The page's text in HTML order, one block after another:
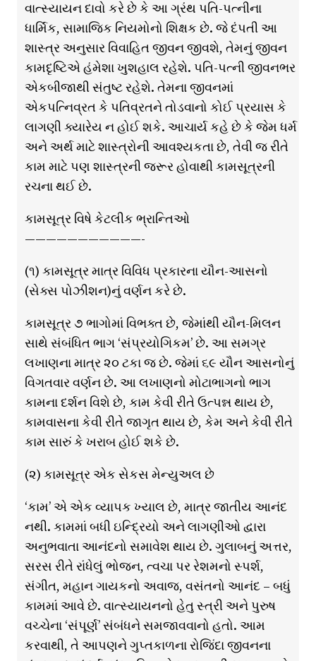
વાત્સ્યાયન દાવો કરે છે કે આ ગ્રંથ પતિ-પત્નીના
ધાર્મિક, સામાજિક નિયમોનો શિક્ષક છે. જે દંપતી આ
શાસ્ત્ર અનુસાર વિવાહિત જીવન જીવશે, તેમનું જીવન
કામદૃષ્ટિએ હંમેશા ખુશહાલ રહેશે. પતિ-પત્ની જીવનભર
એકબીજાથી સંતુષ્ટ રહેશે. તેમના જીવનમાં
એકપત્નિવ્રત કે પતિવ્રતને તોડવાનો કોઈ પ્રયાસ કે
લાગણી ક્યારેય ન હોઈ શકે. આચાર્ય કહે છે કે જેમ ધર્મ
અને અર્થ માટે શાસ્ત્રોની આવશ્યકતા છે, તેવી જ રીતે
કામ માટે પણ શાસ્ત્રની જરૂર હોવાથી કામસૂત્રની
રચના થઈ છે.
કામસૂત્ર વિષે કેટલીક ભ્રાન્તિઓ
———————————-
(૧) કામસૂત્ર માત્ર વિવિધ પ્રકારના યૌન-આસનો
(સેક્સ પોઝીશન)નું વર્ણન કરે છે.
કામસૂત્ર ૭ ભાગોમાં વિભક્ત છે, જેમાંથી યૌન-મિલન
સાથે સંબંધિત ભાગ ‘સંપ્રયોગિકમ’ છે. આ સમગ્ર
લખાણના માત્ર ૨૦ ટકા જ છે. જેમાં ૬૯ યૌન આસનોનું
વિગતવાર વર્ણન છે. આ લખાણનો મોટાભાગનો ભાગ
કામના દર્શન વિશે છે, કામ કેવી રીતે ઉત્પન્ન થાય છે,
કામવાસના કેવી રીતે જાગૃત થાય છે, કેમ અને કેવી રીતે
કામ સારું કે ખરાબ હોઈ શકે છે.
(૨) કામસૂત્ર એક સેકસ મેન્યુઅલ છે
‘કામ’ એ એક વ્યાપક ખ્યાલ છે, માત્ર જાતીય આનંદ
નથી. કામમાં બધી ઇન્દ્રિયો અને લાગણીઓ દ્વારા
અનુભવાતા આનંદનો સમાવેશ થાય છે. ગુલાબનું અત્તર,
સરસ રીતે રાંધેલું ભોજન, ત્વચા પર રેશમનો સ્પર્શ,
સંગીત, મહાન ગાયકનો અવાજ, વસંતનો આનંદ – બધું
કામમાં આવે છે. વાત્સ્યાયનનો હેતુ સ્ત્રી અને પુરુષ
વચ્ચેના ‘સંપૂર્ણ’ સંબંધને સમજાવવાનો હતો. આમ
કરવાથી, તે આપણને ગુપ્તકાળના રોજિંદા જીવનના